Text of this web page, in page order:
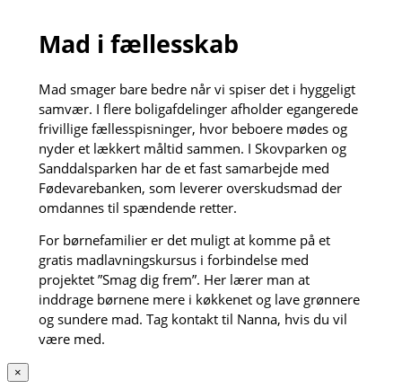
Mad i fællesskab
Mad smager bare bedre når vi spiser det i hyggeligt
samvær. I flere boligafdelinger afholder egangerede
frivillige fællesspisninger, hvor beboere mødes og
nyder et lækkert måltid sammen. I Skovparken og
Sanddalsparken har de et fast samarbejde med
Fødevarebanken, som leverer overskudsmad der
omdannes til spændende retter.
For børnefamilier er det muligt at komme på et
gratis madlavningskursus i forbindelse med
projektet ”Smag dig frem”. Her lærer man at
inddrage børnene mere i køkkenet og lave grønnere
og sundere mad. Tag kontakt til Nanna, hvis du vil
være med.
×